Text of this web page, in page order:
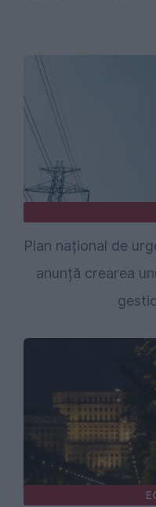
Plan național de
anunță crearea